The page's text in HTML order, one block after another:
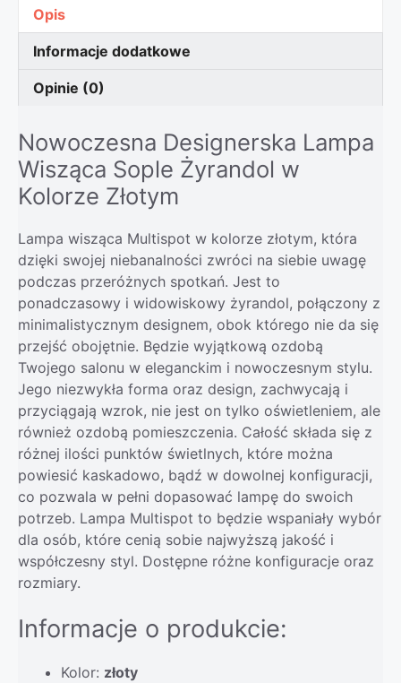
Opis
Informacje dodatkowe
Opinie (0)
Nowoczesna Designerska Lampa
Wisząca Sople Żyrandol w
Kolorze Złotym
Lampa wisząca Multispot w kolorze złotym, która
dzięki swojej niebanalności zwróci na siebie uwagę
podczas przeróżnych spotkań. Jest to
ponadczasowy i widowiskowy żyrandol, połączony z
minimalistycznym designem, obok którego nie da się
przejść obojętnie. Będzie wyjątkową ozdobą
Twojego salonu w eleganckim i nowoczesnym stylu.
Jego niezwykła forma oraz design, zachwycają i
przyciągają wzrok, nie jest on tylko oświetleniem, ale
również ozdobą pomieszczenia. Całość składa się z
różnej ilości punktów świetlnych, które można
powiesić kaskadowo, bądź w dowolnej konfiguracji,
co pozwala w pełni dopasować lampę do swoich
potrzeb. Lampa Multispot to będzie wspaniały wybór
dla osób, które cenią sobie najwyższą jakość i
współczesny styl. Dostępne różne konfiguracje oraz
rozmiary.
Informacje o produkcie:
Kolor: złoty